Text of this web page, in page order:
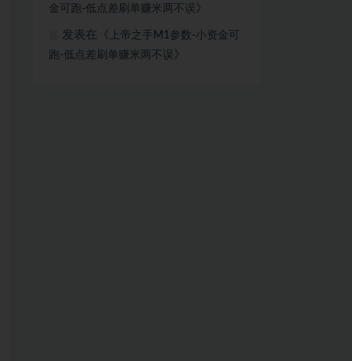
金可跑-低点差刷单赚米两不误 》
发表在《
上帝之手M1参数-小资金可
跑-低点差刷单赚米两不误 》